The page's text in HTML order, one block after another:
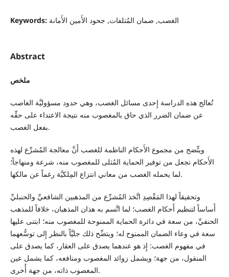
Keywords: الغصب, ضمان المُتلفات, جحود الأَمين الأَمانة
Abstract
ملخص
تُعالج هذه الدراسة إِحدى مسائل الغصب، وهي حدود مسؤوليَّة الغاصب
عن ضمان الضرر الذي حاق بالمغصوب منه نتيجة الاعتداء على حقِّه
بفعل الغصب.
ويتِّضح من مجموع الأَحكام الناظمة للغصب أَنَّ معالجة المُشرِّع لهذه
الأَحكام تجعل من توفير الحماية المُثلى للمغصوب منه، شرعة ومنهاجاً؛
لما يحمله الغصب من معاني انتزاع المِلكيَّة رغماً عن مالكها.
وتحقيقاً لهذا المَقْصِدِ اتَّخذ المُشرِّع من المذهبين الشافعيِّ والحنبليِّ
أَساساً لتنظيم أَحكام الغصب؛ لما اتَّسم به هذان المذهبان، خلافاً للمذهب
الحنفيِّ، من سعة في دائرة الحماية الممنوحة للمغصوب منه؛ ابتنى عليها
سعة في وعاء الضمان الممنوح له؛ ويتضِّح ذلك جليَّاً بالنظر إِلى توسُّعهما
في مفهوم الغصب: إِذ هو عندهما يصدق على العقار، كما يصدق على
المنقول، من جهة؛ ويشمل زوائد المغصوب ومنافعه، كما يشمل عين
المغصوب ذاته، من جهة أُخرى.